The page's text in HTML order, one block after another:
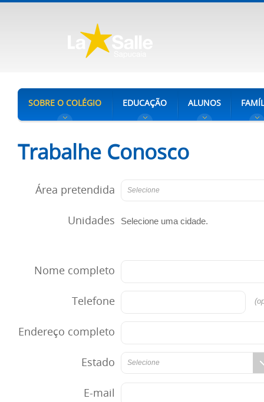
SOBRE O COLÉGIO EDUCAÇÃO ALUNOS
Trabalhe Conosco
Área pretendida Selecione
Unidades Selecione uma cidade.
Nome completo
Telefone
Endereço completo
Estado Selecione
E-mail